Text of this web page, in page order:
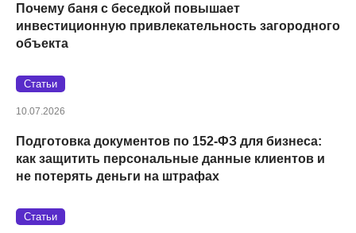
Почему баня с беседкой повышает
инвестиционную привлекательность загородного
объекта
Статьи
10.07.2026
Подготовка документов по 152‑ФЗ для бизнеса:
как защитить персональные данные клиентов и
не потерять деньги на штрафах
Статьи